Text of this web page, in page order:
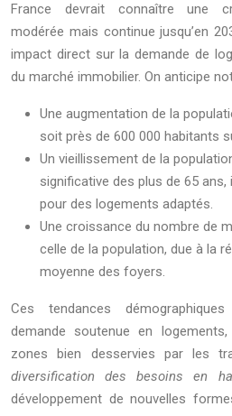
France devrait connaître une
modérée mais continue jusqu’en
impact direct sur la demande de
du marché immobilier. On anticipe
Une augmentation de la
soit près de 600 000 habitants
Un vieillissement de la
significative des plus de 65
pour des logements adaptés.
Une croissance du nombre de
celle de la population, due à la
moyenne des foyers.
Ces tendances
demande soutenue en
zones bien desservies par les
diversification des besoins en
développement de nouvelles